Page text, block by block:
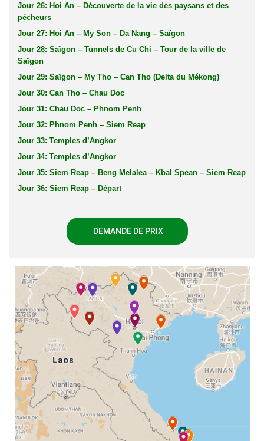
Jour 26: Hoi An – Découverte de la vie des paysans et des
pêcheurs
Jour 27: Hoi An – My Son – Da Nang – Saïgon
Jour 28: Saïgon – Tunnels de Cu Chi – Tour de la ville de
Saïgon
Jour 29: Saïgon – My Tho – Can Tho (Delta du Mékong)
Jour 30: Can Tho – Chau Doc
Jour 31: Chau Doc – Phnom Penh
Jour 32: Phnom Penh – Siem Reap
Jour 33: Temples d’Angkor
Jour 34: Temples d’Angkor
Jour 35: Siem Reap – Beng Melalea – Kbal Spean – Siem Reap
Jour 36: Siem Reap – Départ
DEMANDE DE PRIX